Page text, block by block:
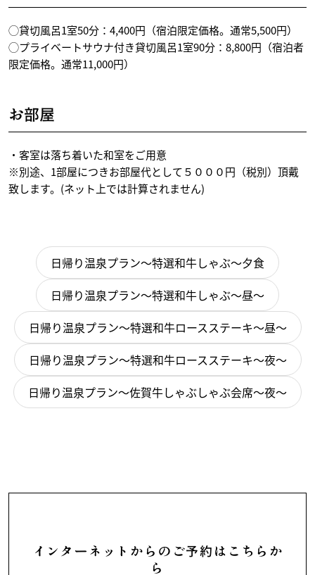
◯貸切風呂1室50分：4,400円（宿泊限定価格。通常5,500円）
◯プライベートサウナ付き貸切風呂1室90分：8,800円（宿泊者
限定価格。通常11,000円）
お部屋
・客室は落ち着いた和室をご用意
※別途、1部屋につきお部屋代として５０００円（税別）頂戴
致します。(ネット上では計算されません)
プ
ラ
ン
日帰り温泉プラン～特選和牛しゃぶ～夕食
日帰り温泉プラン～特選和牛しゃぶ～昼～
日帰り温泉プラン～特選和牛ロースステーキ～昼～
日帰り温泉プラン～特選和牛ロースステーキ～夜～
日帰り温泉プラン～佐賀牛しゃぶしゃぶ会席～夜～
インターネットからのご予約はこちらか
ら